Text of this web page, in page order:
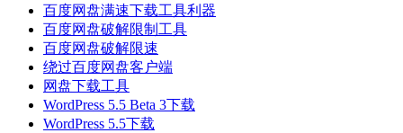
百度网盘满速下载工具利器
百度网盘破解限制工具
百度网盘破解限速
绕过百度网盘客户端
网盘下载工具
WordPress 5.5 Beta 3下载
WordPress 5.5下载